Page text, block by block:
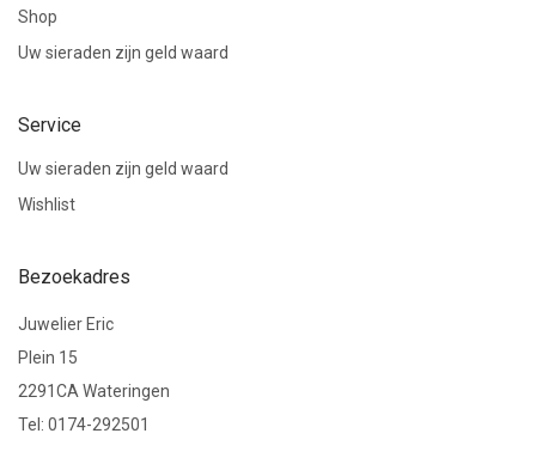
Shop
Uw sieraden zijn geld waard
Service
Uw sieraden zijn geld waard
Wishlist
Bezoekadres
Juwelier Eric
Plein 15
2291CA Wateringen
Tel: 0174-292501